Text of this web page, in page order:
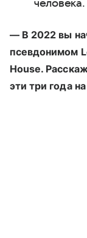
человека.
— В 2022 вы
псевдонимом
House.
эти три года